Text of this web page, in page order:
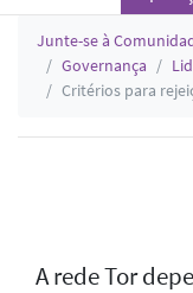
Junte-se à
Governança
Critérios para
A rede Tor